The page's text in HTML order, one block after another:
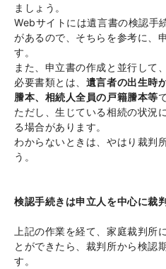
ましょう。
Webサイトには遺言書の検認手
があるので、そちらを参考に、
す。
また、申立書の作成と並行して
必要書類とは、 遺言者の出生時
謄本、相続人全員の戸籍謄本等
ただし、生じている相続の状況
る場合があります。
わからないときは、やはり裁判
う。
検認手続きは申立人を中心に裁
上記の作業を経て、家庭裁判所
とができたら、裁判所から検認
す。